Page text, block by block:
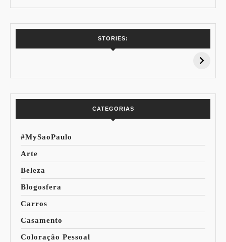
STORIES:
15% de
Pessoal: Os
CATEGORIAS
#MySaoPaulo
Arte
Beleza
Blogosfera
Carros
Casamento
Coloração Pessoal